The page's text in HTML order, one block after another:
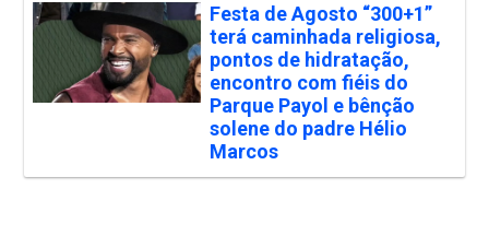
Festa de Agosto “300+1”
terá caminhada religiosa,
pontos de hidratação,
encontro com fiéis do
Parque Payol e bênção
solene do padre Hélio
Marcos